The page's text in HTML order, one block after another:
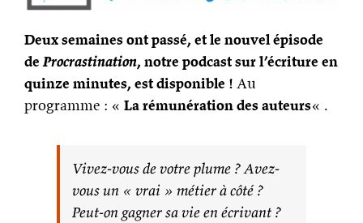
Deux semaines ont passé, et le nouvel épisode
deProcrastination, notre podcast sur l’écriture en
quinze minutes, est disponible ! Au
programme : « La rémunération des auteurs« .
Vivez-vous de votre plume ? Avez-
vous un « vrai » métier à côté ?
Peut-on gagner sa vie en écrivant ?